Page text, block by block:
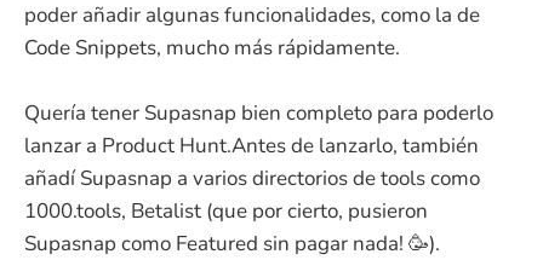
poder añadir algunas funcionalidades, como la de
Code Snippets, mucho más rápidamente.
Quería tener Supasnap bien completo para poderlo
lanzar a Product Hunt.Antes de lanzarlo, también
añadí Supasnap a varios directorios de tools como
1000.tools, Betalist (que por cierto, pusieron
Supasnap como Featured sin pagar nada! 🥳).